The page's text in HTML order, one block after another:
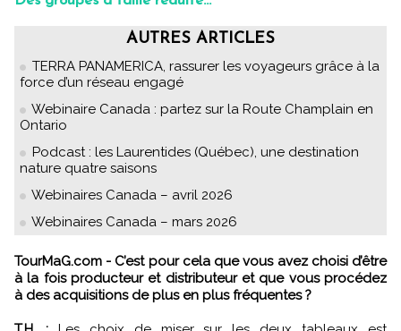
AUTRES ARTICLES
TERRA PANAMERICA, rassurer les voyageurs grâce à la
force d’un réseau engagé
Webinaire Canada : partez sur la Route Champlain en
Ontario
Podcast : les Laurentides (Québec), une destination
nature quatre saisons
Webinaires Canada – avril 2026
Webinaires Canada – mars 2026
TourMaG.com - C’est pour cela que vous avez choisi d’être
à la fois producteur et distributeur et que vous procédez
à des acquisitions de plus en plus fréquentes ?